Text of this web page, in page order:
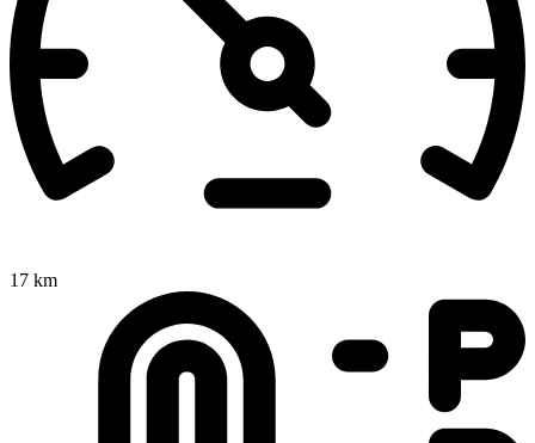
17 km